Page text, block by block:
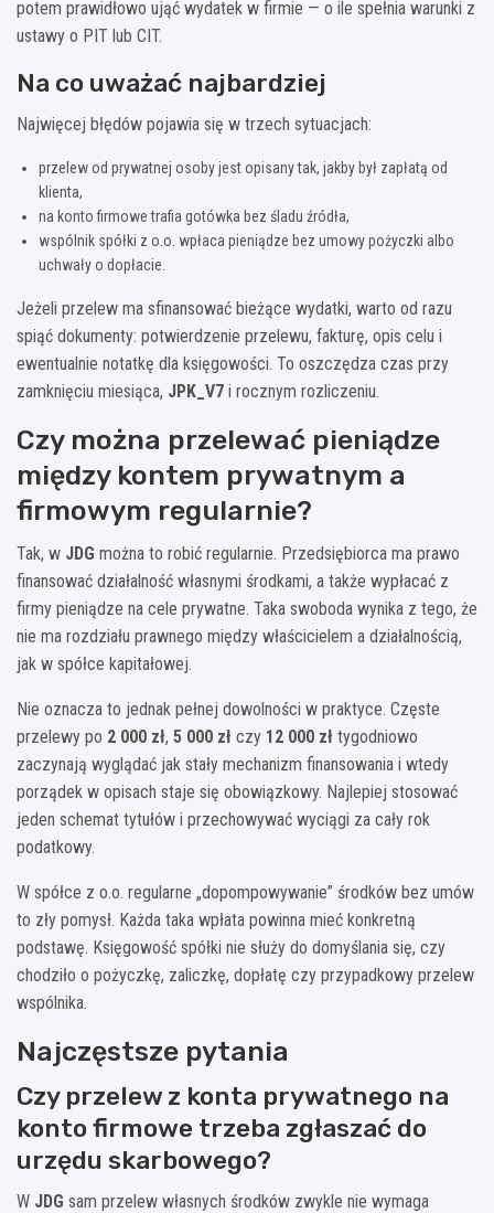
potem prawidłowo ująć wydatek w firmie — o ile spełnia warunki z
ustawy o PIT lub CIT.
Na co uważać najbardziej
Najwięcej błędów pojawia się w trzech sytuacjach:
przelew od prywatnej osoby jest opisany tak, jakby był zapłatą od
klienta,
na konto firmowe trafia gotówka bez śladu źródła,
wspólnik spółki z o.o. wpłaca pieniądze bez umowy pożyczki albo
uchwały o dopłacie.
Jeżeli przelew ma sfinansować bieżące wydatki, warto od razu
spiąć dokumenty: potwierdzenie przelewu, fakturę, opis celu i
ewentualnie notatkę dla księgowości. To oszczędza czas przy
zamknięciu miesiąca, JPK_V7 i rocznym rozliczeniu.
Czy można przelewać pieniądze
między kontem prywatnym a
firmowym regularnie?
Tak, w JDG można to robić regularnie. Przedsiębiorca ma prawo
finansować działalność własnymi środkami, a także wypłacać z
firmy pieniądze na cele prywatne. Taka swoboda wynika z tego, że
nie ma rozdziału prawnego między właścicielem a działalnością,
jak w spółce kapitałowej.
Nie oznacza to jednak pełnej dowolności w praktyce. Częste
przelewy po 2 000 zł, 5 000 zł czy 12 000 zł tygodniowo
zaczynają wyglądać jak stały mechanizm finansowania i wtedy
porządek w opisach staje się obowiązkowy. Najlepiej stosować
jeden schemat tytułów i przechowywać wyciągi za cały rok
podatkowy.
W spółce z o.o. regularne „dopompowywanie” środków bez umów
to zły pomysł. Każda taka wpłata powinna mieć konkretną
podstawę. Księgowość spółki nie służy do domyślania się, czy
chodziło o pożyczkę, zaliczkę, dopłatę czy przypadkowy przelew
wspólnika.
Najczęstsze pytania
Czy przelew z konta prywatnego na
konto firmowe trzeba zgłaszać do
urzędu skarbowego?
W JDG sam przelew własnych środków zwykle nie wymaga